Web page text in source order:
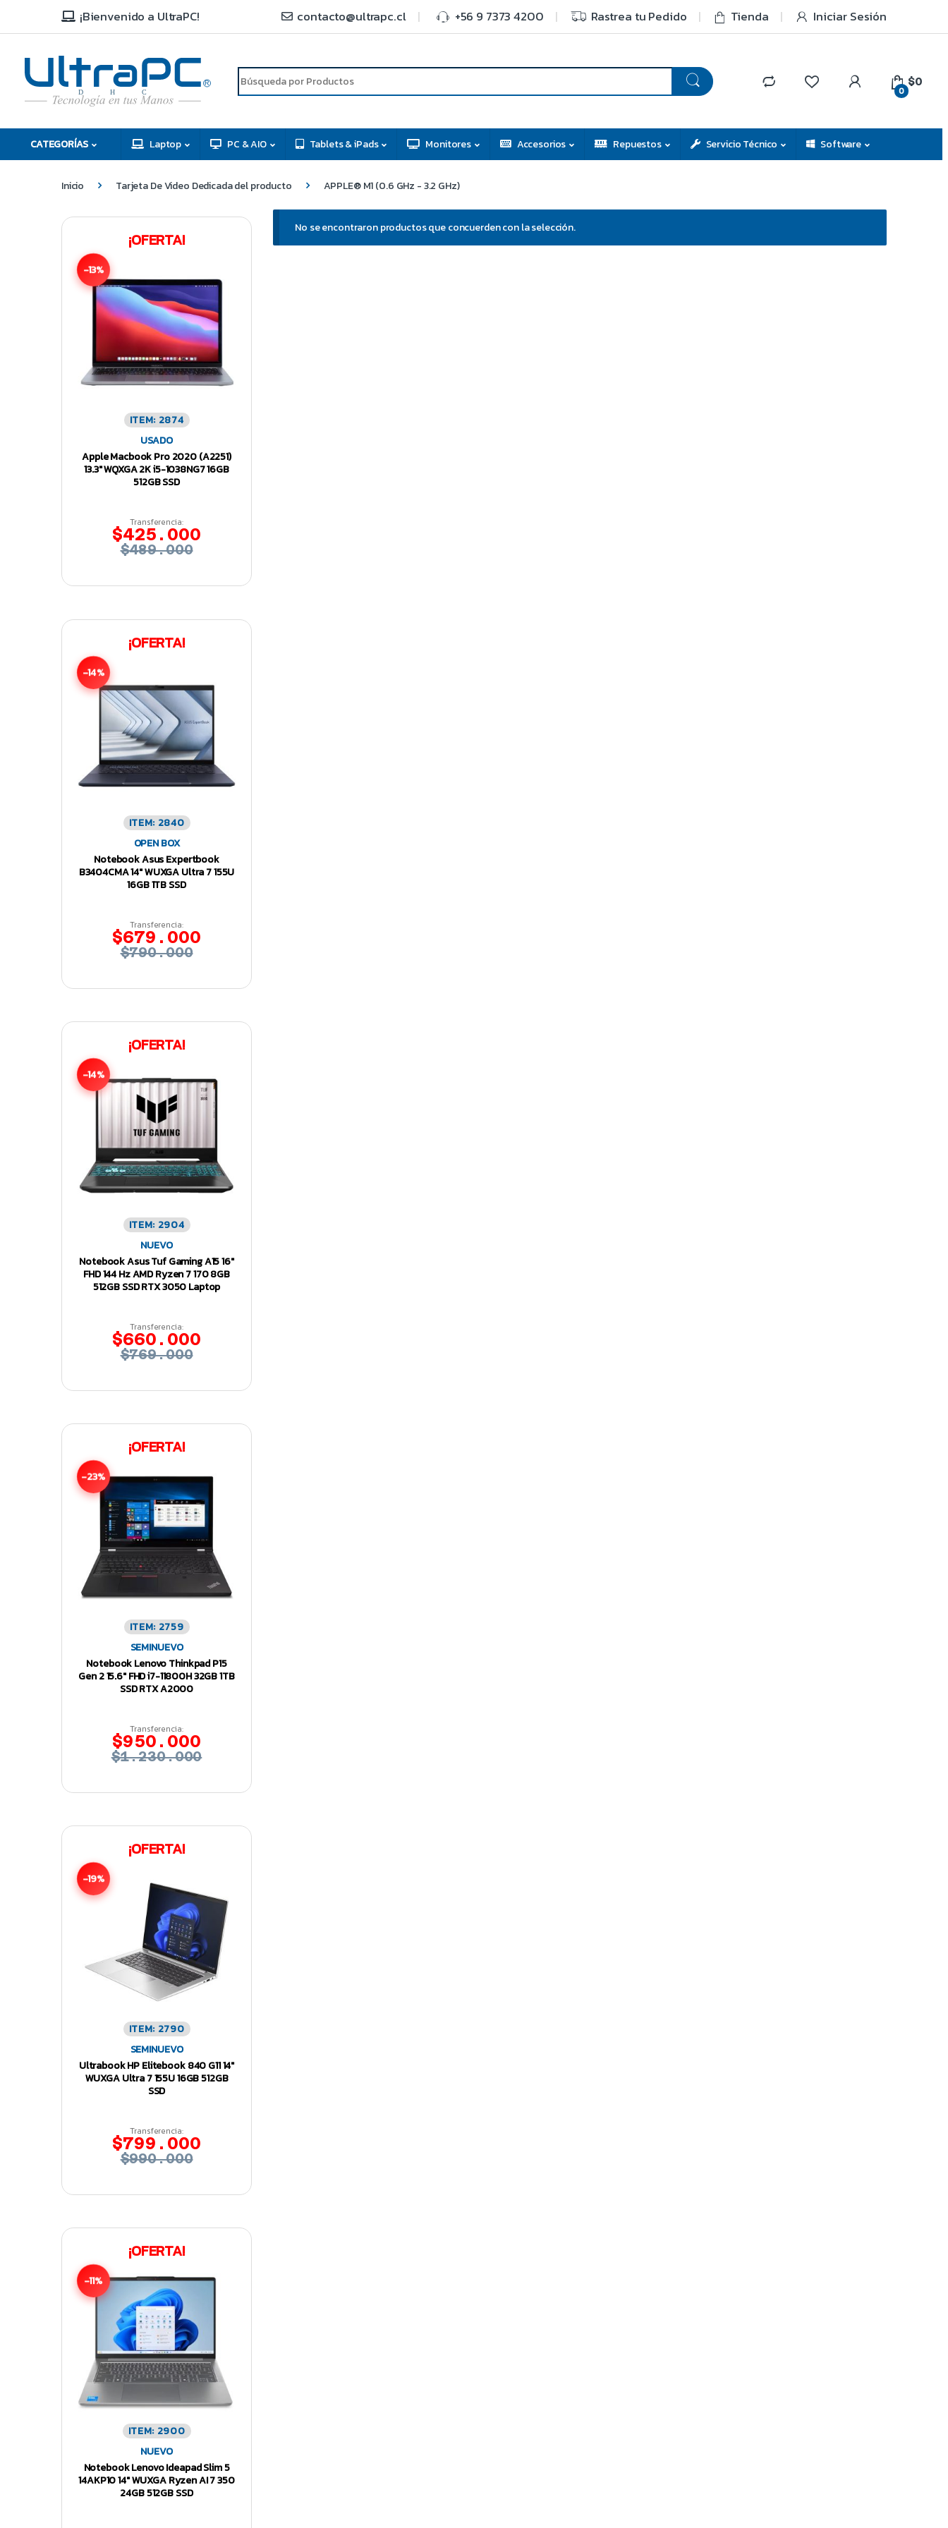
¡Bienvenido a UltraPC! contacto@ultrapc.cl +56 9 7373 4200 Rastrea tu Pedido Tienda Iniciar Sesión
C
H
D
R
0
$0
CATEGORÍAS Laptop PC & AIO Tablets & iPads Monitores Accesorios Repuestos Servicio Técnico Software
Inicio Tarjeta De Video Dedicada del producto APPLE® M1 (0.6 GHz - 3.2 GHz)
No se encontraron productos que concuerden con la selección.
¡OFERTA!
-13%
ITEM: 2874
USADO
Apple Macbook Pro 2020 (A2251)
13.3″ WQXGA 2K i5-1038NG7 16GB
512GB SSD
Transferencia:
$425.000
$489.000
¡OFERTA!
-14%
ITEM: 2840
OPEN BOX
Notebook Asus Expertbook
B3404CMA 14″ WUXGA Ultra 7 155U
16GB 1TB SSD
Transferencia:
$679.000
$790.000
¡OFERTA!
-14%
ITEM: 2904
NUEVO
Notebook Asus Tuf Gaming A15 16″
FHD 144 Hz AMD Ryzen 7 170 8GB
512GB SSD RTX 3050 Laptop
Transferencia:
$660.000
$769.000
¡OFERTA!
-23%
ITEM: 2759
SEMINUEVO
Notebook Lenovo Thinkpad P15
Gen 2 15.6″ FHD i7-11800H 32GB 1TB
SSD RTX A2000
Transferencia:
$950.000
$1.230.000
¡OFERTA!
-19%
ITEM: 2790
SEMINUEVO
Ultrabook HP Elitebook 840 G11 14″
WUXGA Ultra 7 155U 16GB 512GB
SSD
Transferencia:
$799.000
$990.000
¡OFERTA!
-11%
ITEM: 2900
NUEVO
Notebook Lenovo Ideapad Slim 5
14AKP10 14″ WUXGA Ryzen AI 7 350
24GB 512GB SSD